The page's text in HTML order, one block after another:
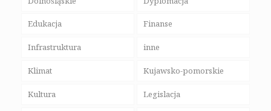
Edukacja Finanse
Infrastruktura inne
Klimat Kujawsko-pomorskie
Kultura Legislacja